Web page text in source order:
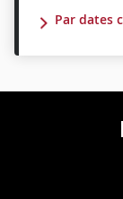
Par dates